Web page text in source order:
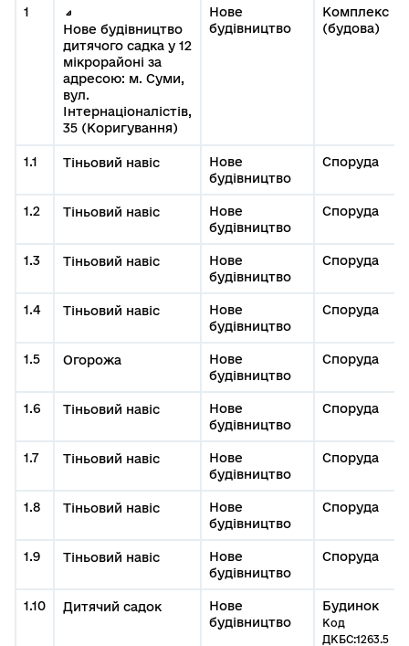
1
Нове будівництво
дитячого садка у 12
мікрорайоні за
адресою: м. Суми,
вул.
Інтернаціоналістів,
35 (Коригування)
Нове
будівництво
Комплекс
(будова)
1.1 Тіньовий навіс
Нове
будівництво
Споруда
1.2 Тіньовий навіс
Нове
будівництво
Споруда
1.3 Тіньовий навіс
Нове
будівництво
Споруда
1.4 Тіньовий навіс
Нове
будівництво
Споруда
1.5 Огорожа
Нове
будівництво
Споруда
1.6 Тіньовий навіс
Нове
будівництво
Споруда
1.7 Тіньовий навіс
Нове
будівництво
Споруда
1.8 Тіньовий навіс
Нове
будівництво
Споруда
1.9 Тіньовий навіс
Нове
будівництво
Споруда
1.10 Дитячий садок
Нове
будівництво
Будинок
Код
ДКБС:1263.5